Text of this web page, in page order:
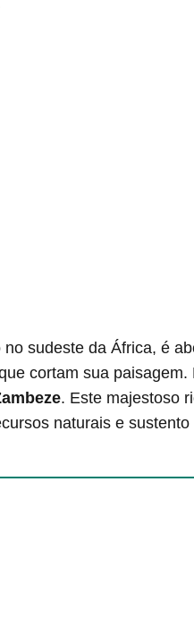
sudeste da África, é
cortam sua
. Este majestoso
naturais e